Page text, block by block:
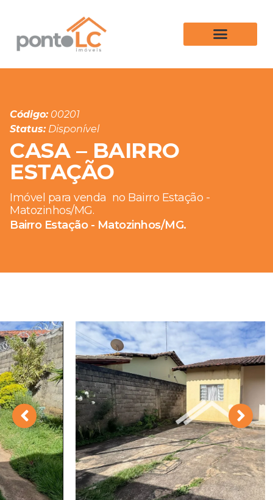
Código:00201
Status:Disponível
CASA – BAIRRO
ESTAÇÃO
Imóvel para venda no Bairro Estação -
Matozinhos/MG.
Bairro Estação - Matozinhos/MG.